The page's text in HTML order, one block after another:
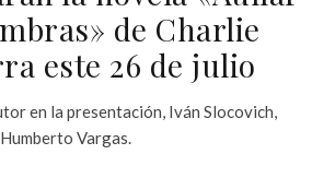
de Charlie
este 26 de julio
en la presentación, Iván Slocovich,
Vargas.